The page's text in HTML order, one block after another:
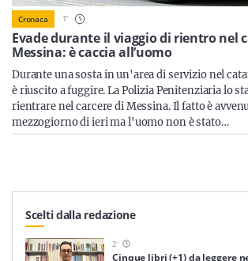
Servizi
Iscriviti
Evade durante il viaggio di rientro nel
Messina: è caccia all’uomo
Cronaca 1'
Durante una sosta in un'area di servizio nel
è riuscito a fuggire. La Polizia Penitenziaria lo
rientrare nel carcere di Messina. Il fatto è
mezzogiorno di ieri ma l'uomo non è stato…
Scelti dalla redazione
2'
Cinque libri (+1) da leggere